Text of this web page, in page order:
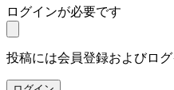
ログインが必要です
投稿には会員登録およびロ